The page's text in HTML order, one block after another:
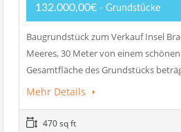
132.000,00€ - Grundstücke
Baugrundstück zum Verkauf Insel
Meeres, 30 Meter von einem
Gesamtfläche des Grundstücks
Mehr Details
470 sq ft